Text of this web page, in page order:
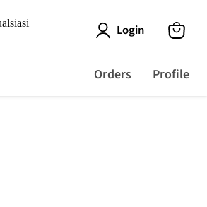
Login
Orders Profile